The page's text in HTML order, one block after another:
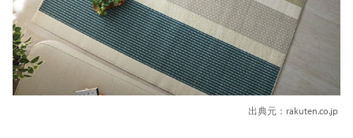
出典元：rakuten.co.jp